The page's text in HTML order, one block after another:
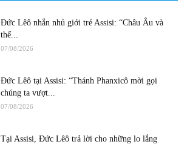
Đức Lêô nhắn nhủ giới trẻ Assisi: “Châu Âu và
thế...
07/08/2026
Đức Lêô tại Assisi: “Thánh Phanxicô mời gọi
chúng ta vượt...
07/08/2026
Tại Assisi, Đức Lêô trả lời cho những lo lắng